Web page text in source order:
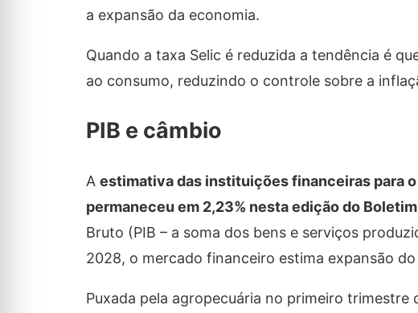
a expansão da economia.
Quando a taxa Selic é reduzida a tendência é
ao consumo, reduzindo o controle sobre a
PIB e câmbio
A estimativa das instituições financeiras para
permaneceu em 2,23% nesta edição do
Bruto (PIB – a soma dos bens e serviços
2028, o mercado financeiro estima expansão
Puxada pela agropecuária no primeiro trimestre